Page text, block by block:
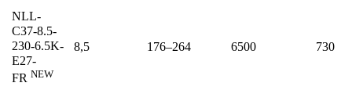
NLL-
C37-8.5-
230-6.5K-
E27-
FR NEW
8,5 176–264 6500 730